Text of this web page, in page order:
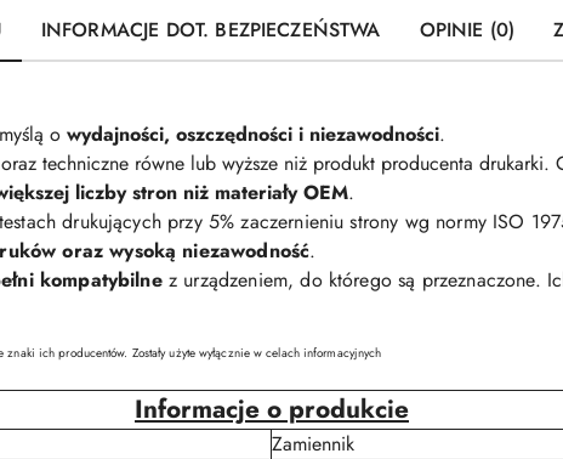
INFORMACJE DOT. BEZPIECZEŃSTWA OPINIE (0)
o wydajności, oszczędności i niezawodności.
techniczne równe lub wyższe niż produkt producenta
liczby stron niż materiały OEM.
drukujących przy 5% zaczernieniu strony wg normy ISO
oraz wysoką niezawodność.
kompatybilnez urządzeniem, do którego są przeznaczone.
ich producentów. Zostały użyte wyłącznie w celach informacyjnych
Informacje o produkcie
Zamiennik